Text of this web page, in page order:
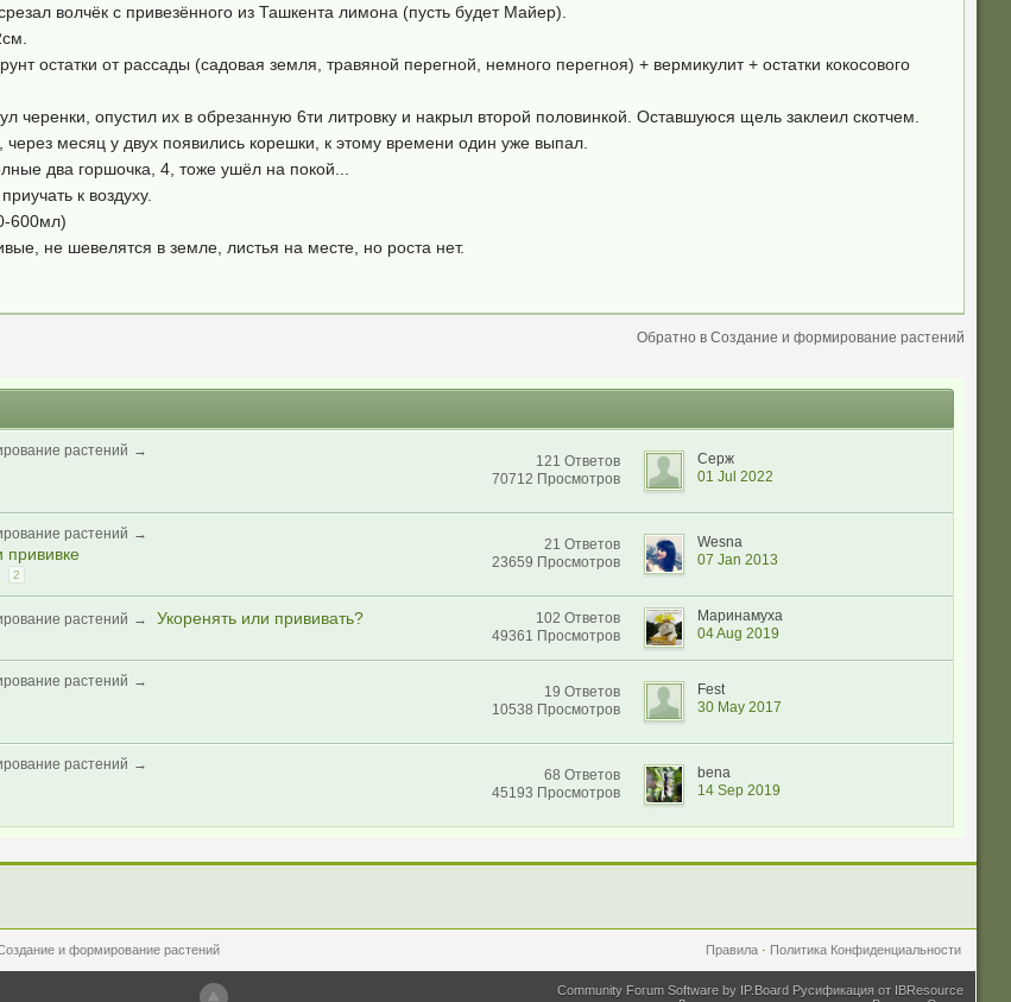
волчёк с привезённого из Ташкента лимона (пусть будет Майер).
остатки от рассады (садовая земля, травяной перегной, немного перегноя) + вермикулит + остатки кокосового
черенки, опустил их в обрезанную 6ти литровку и накрыл второй половинкой. Оставшуюся щель заклеил скотчем.
месяц у двух появились корешки, к этому времени один уже выпал.
два горшочка, 4, тоже ушёл на покой...
к воздуху.
600мл)
не шевелятся в земле, листья на месте, но роста нет.
Обратно в Создание и формирование растений
растений →
121 Ответов
70712 Просмотров
Серж
01 Jul 2022
растений →
прививке
2
21 Ответов
23659 Просмотров
Wesna
07 Jan 2013
растений → Укоренять или прививать?
102 Ответов
49361 Просмотров
Маринамуха
04 Aug 2019
растений →
19 Ответов
10538 Просмотров
Fest
30 May 2017
растений →
68 Ответов
45193 Просмотров
bena
14 Sep 2019
и формирование растений Политика Конфиденциальности
Правила ·
Community Forum Software by IP.Board Русификация от IBResource